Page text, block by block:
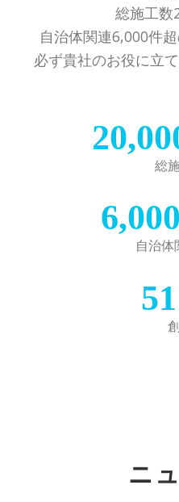
総施工数
自治体関連6,000件
必ず貴社のお役に立
総
6,000
自治体
51
ニ